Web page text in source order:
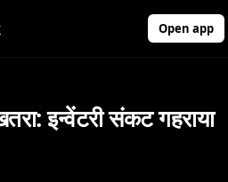
Open app
इन्वेंटरी संकट गहराया